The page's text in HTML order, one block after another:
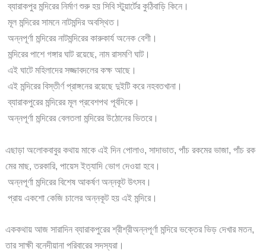
ব্যারাকপুর মন্দিরের নির্মাণ শুরু হয় সিবি স্টুয়ার্টের কুঠিবাড়ি কিনে।
মূল মন্দিরের সামনে নাটমন্দির অবস্থিত।
অন্নপূর্ণা মন্দিরের নাটমন্দিরের কারুকার্য অনেক বেশী।
মন্দিরের পাশে গঙ্গার ঘাট রয়েছে, নাম রাসমণি ঘাট।
এই ঘাটে মহিলাদের সজ্জাবদলের কক্ষ আছে।
এই মন্দিরের বিস্তীর্ণ প্রাঙ্গনের রয়েছে দুইটি করে নহবতখানা।
ব্যারাকপুরের মন্দিরের মূল প্রবেশপথ পূর্বদিকে।
অন্নপূর্ণা মন্দিরের বেলতলা মন্দিরের উঠোনের ভিতরে।
এছাড়া অলোকবাবুর কথায় মাকে এই দিন পোলাও, সাদাভাত, পাঁচ রকমের ভাজা, পাঁচ রক
মের মাছ, তরকারি, পায়েস ইত্যাদি ভোগ দেওয়া হবে।
অন্নপূর্ণা মন্দিরের বিশেষ আকর্ষণ অন্নকূট উৎসব।
প্রায় একশো কেজি চালের অন্নকূট হয় এই মন্দিরে।
এককথায় আজ সারাদিন ব্যারাকপুরের শ্রীশ্রীঅন্নপূর্ণা মন্দিরে ভক্তের ভিড় দেখার মতন,
তার সাক্ষী বনেদীয়ানা পরিবারের সদস্যরা।